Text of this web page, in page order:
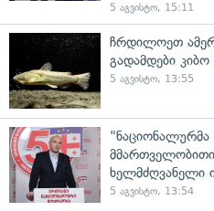
5 აგვისტო, 15:11
ჩრდილოეთ
გადამდები კიბო
5 აგვისტო, 13:55
ხელმძღვანელი
5 აგვისტო, 13:54